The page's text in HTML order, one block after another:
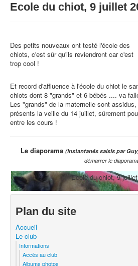
Ecole du chiot, 9 juillet
Des petits nouveaux ont testé l'école des
chiots, c'est sûr qu'ils reviendront car c'est
trop cool !
Et record d'affluence à l'école du chiot le
chiots dont 8 "grands" et 6 bébés .... va
Les "grands" de la maternelle sont
présents la veille du 14 juillet, sûrement
entre les cours !
Le diaporama (instantanés saisis par
démarrer le
Ecole du chiot, 9
Plan du site
Accueil
Le club
Informations
Accès au club
Albums photos